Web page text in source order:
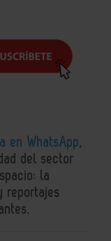
en WhatsApp,
del sector
la
reportajes